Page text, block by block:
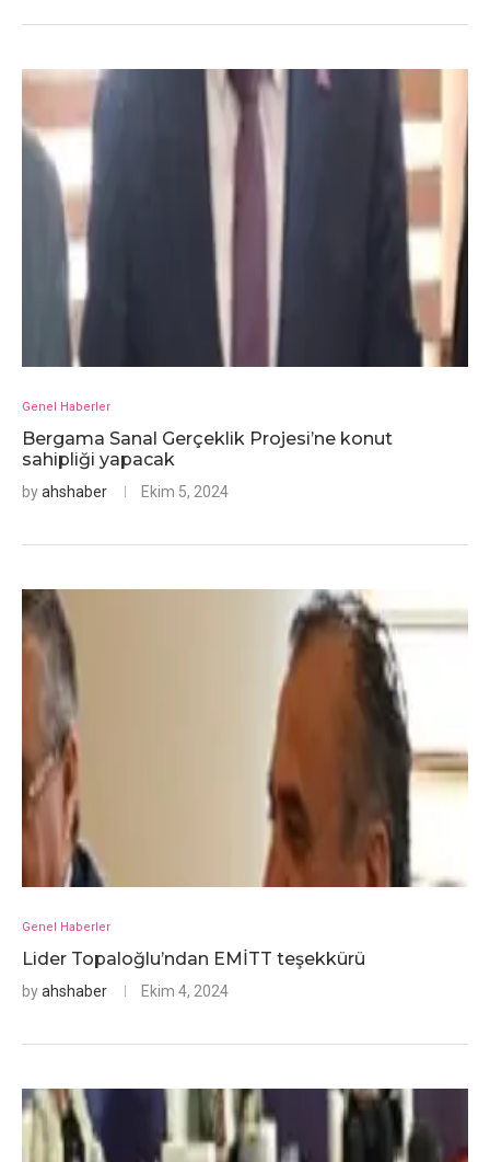
Genel Haberler
Bergama Sanal Gerçeklik Projesi’ne konut
sahipliği yapacak
byahshaber Ekim 5, 2024
Genel Haberler
Lider Topaloğlu’ndan EMİTT teşekkürü
byahshaber Ekim 4, 2024